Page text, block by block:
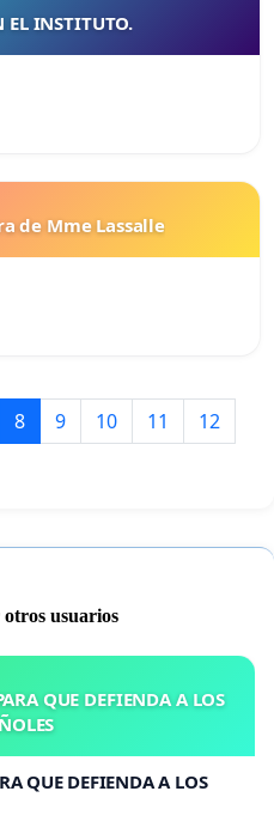
EL INSTITUTO.
de Mme Lassalle
8 9 10 11
12
usuarios
QUE DEFIENDA A LOS
QUE DEFIENDA A LOS